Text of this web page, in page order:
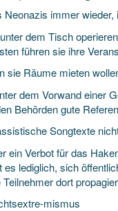
immer
dem Tisch
führen sie ihre
sie Räume mieten
dem Vorwand einer
Behörden gute
Songtexte
ein Verbot für das
lediglich, sich
dort
mismus